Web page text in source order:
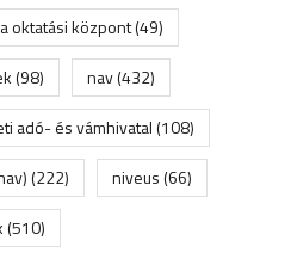
oktatási központ(49)
(98) nav(432)
adó- és vámhivatal(108)
(222) niveus(66)
(510)